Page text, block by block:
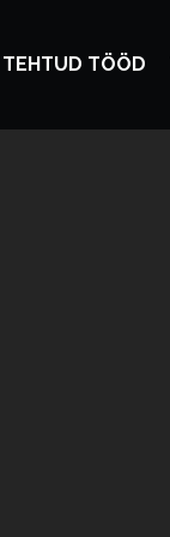
TEHTUD TÖÖD